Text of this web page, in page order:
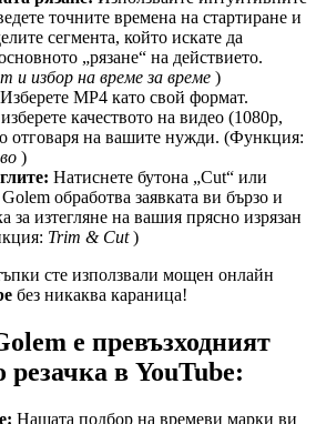
точните времена на стартиране и
сегмента, който искате да
„рязане“ на действието.
и избор на време за време )
Изберете MP4 като свой формат.
качеството на видео (1080p,
отговаря на вашите нужди. (Функция:
)
Натиснете бутона „Cut“ или
обработва заявката ви бързо и
за изтегляне на вашия прясно изрязан
Trim & Cut)
сте използвали мощен онлайн
без никаква караница!
е превъзходният
резачка в YouTube:
Нашата подбор на времеви марки ви